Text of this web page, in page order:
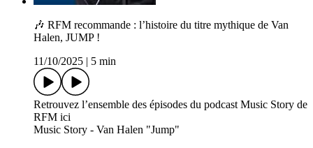
🎶 RFM recommande : l’histoire du titre mythique de Van
Halen, JUMP !
11/10/2025
5 min
Retrouvez l’ensemble des épisodes du podcast Music Story de
RFM ici
Music Story - Van Halen "Jump"